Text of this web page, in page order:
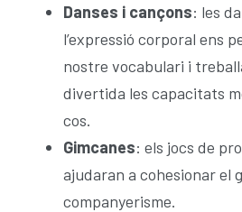
Danses i cançons: les
l’expressió corporal ens
nostre vocabulari i
divertida les capacitats
cos.
Gimcanes: els jocs de
ajudaran a cohesionar el
companyerisme.